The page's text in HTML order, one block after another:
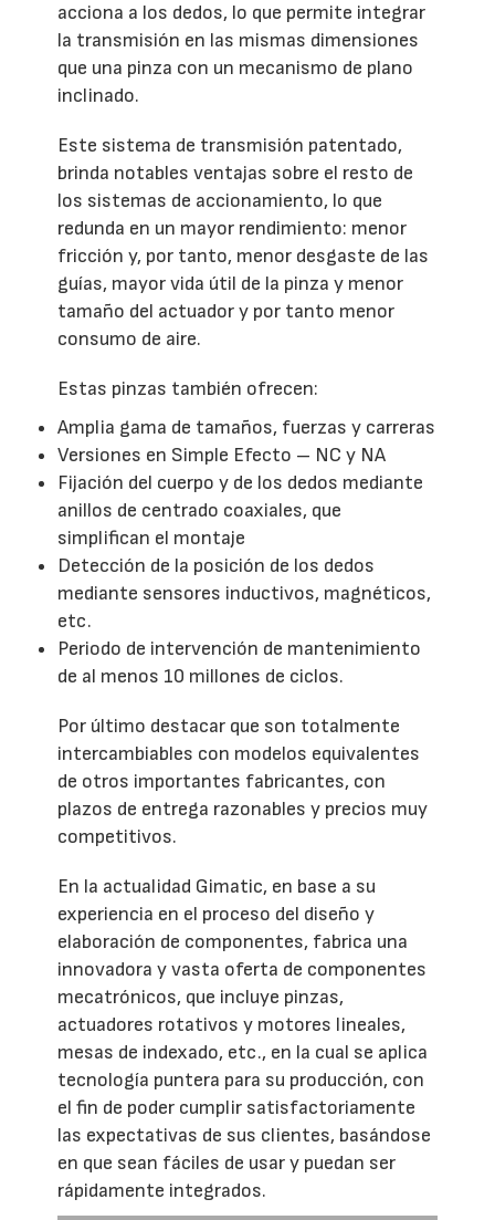
acciona a los dedos, lo que permite integrar
la transmisión en las mismas dimensiones
que una pinza con un mecanismo de plano
inclinado.
Este sistema de transmisión patentado,
brinda notables ventajas sobre el resto de
los sistemas de accionamiento, lo que
redunda en un mayor rendimiento: menor
fricción y, por tanto, menor desgaste de las
guías, mayor vida útil de la pinza y menor
tamaño del actuador y por tanto menor
consumo de aire.
Estas pinzas también ofrecen:
Amplia gama de tamaños, fuerzas y carreras
Versiones en Simple Efecto – NC y NA
Fijación del cuerpo y de los dedos mediante
anillos de centrado coaxiales, que
simplifican el montaje
Detección de la posición de los dedos
mediante sensores inductivos, magnéticos,
etc.
Periodo de intervención de mantenimiento
de al menos 10 millones de ciclos.
Por último destacar que son totalmente
intercambiables con modelos equivalentes
de otros importantes fabricantes, con
plazos de entrega razonables y precios muy
competitivos.
En la actualidad Gimatic, en base a su
experiencia en el proceso del diseño y
elaboración de componentes, fabrica una
innovadora y vasta oferta de componentes
mecatrónicos, que incluye pinzas,
actuadores rotativos y motores lineales,
mesas de indexado, etc., en la cual se aplica
tecnología puntera para su producción, con
el fin de poder cumplir satisfactoriamente
las expectativas de sus clientes, basándose
en que sean fáciles de usar y puedan ser
rápidamente integrados.